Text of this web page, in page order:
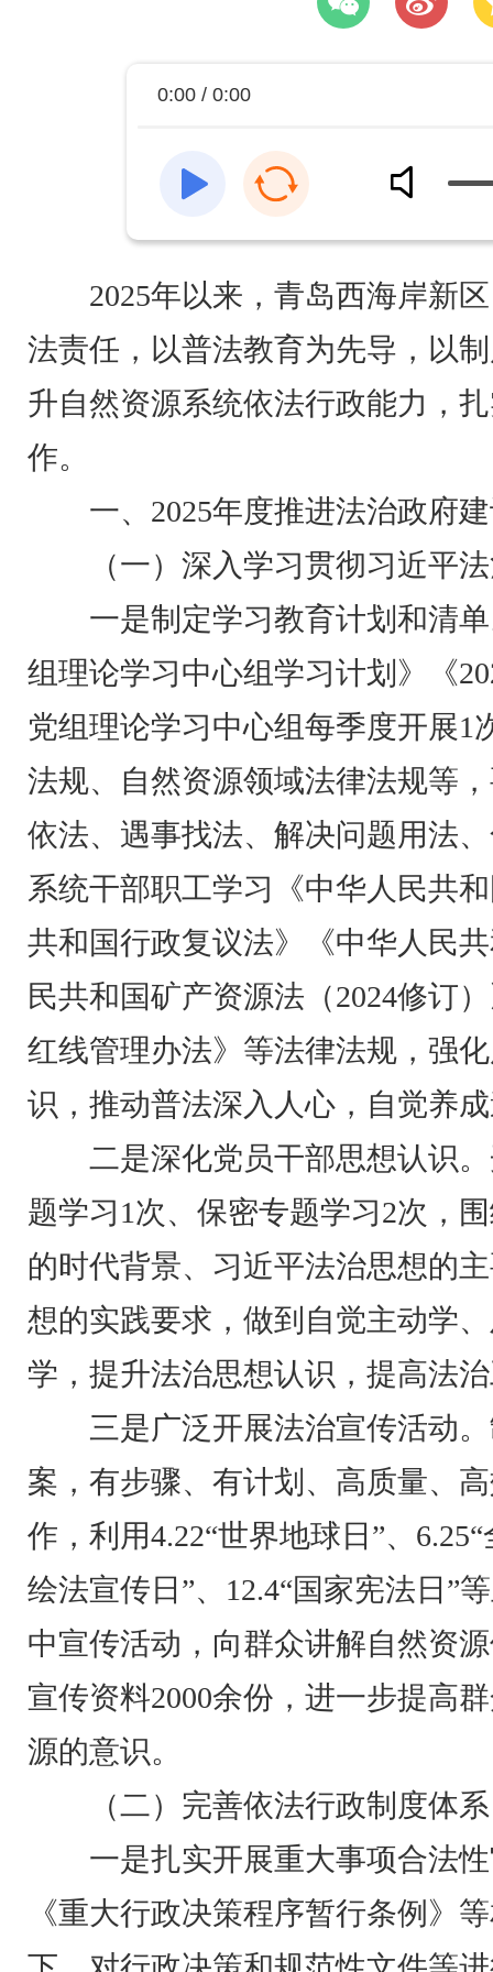
0:00 / 0:00
2025年以来，青岛西海岸新
法责任，以普法教育为先导，以
升自然资源系统依法行政能力，
作。
一、2025年度推进法治政府
（一）深入学习贯彻习近平
一是制定学习教育计划和清
组理论学习中心组学习计划》《
党组理论学习中心组每季度开展1
法规、自然资源领域法律法规等
依法、遇事找法、解决问题用法
系统干部职工学习《中华人民共
共和国行政复议法》《中华人民
民共和国矿产资源法（2024修订
红线管理办法》等法律法规，强
识，推动普法深入人心，自觉养
二是深化党员干部思想认识
题学习1次、保密专题学习2次，
的时代背景、习近平法治思想的
想的实践要求，做到自觉主动学
学，提升法治思想认识，提高法
三是广泛开展法治宣传活动
案，有步骤、有计划、高质量、
作，利用4.22“世界地球日”、
绘法宣传日”、12.4“国家宪法日”
中宣传活动，向群众讲解自然资
宣传资料2000余份，进一步提高
源的意识。
（二）完善依法行政制度体系
一是扎实开展重大事项合法
《重大行政决策程序暂行条例》